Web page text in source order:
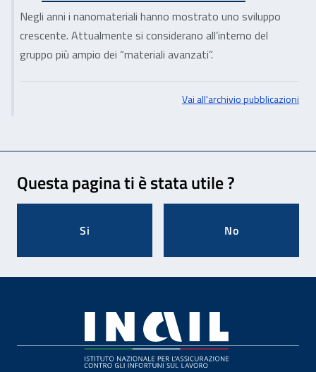
Negli anni i nanomateriali hanno mostrato uno sviluppo
crescente. Attualmente si considerano all’interno del
gruppo più ampio dei “materiali avanzati”.
Vai all'archivio pubblicazioni
Questa pagina ti è stata utile ?
Si No